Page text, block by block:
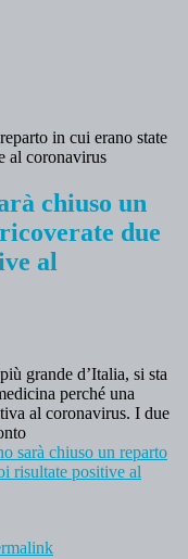
chiuso un
due
al
grande d’Italia, si sta
perché una
al coronavirus. I due
sarà chiuso un reparto
risultate positive al